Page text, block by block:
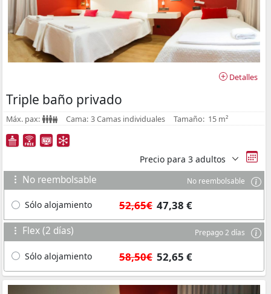
Detalles
Triple baño privado
Máx. pax: Cama: 3 Camas individuales Tamaño: 15 m²
Precio para 3 adultos
No reembolsable No reembolsable
Sólo alojamiento 52,65€ 47,38 €
Flex (2 días) Prepago 2 días
Sólo alojamiento 58,50€ 52,65 €